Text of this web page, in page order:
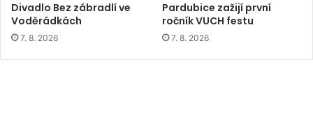
Divadlo Bez zábradlí ve
Voděrádkách
7. 8. 2026
Pardubice zažijí první
ročník VUCH festu
7. 8. 2026